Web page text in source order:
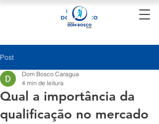
Instituto
DOM BOSCO
Post
Qual a importância da
qualificação no mercado
Dom Bosco Caragua
4 min de leitura